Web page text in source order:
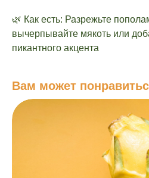
🌿 Как есть: Разрежьте
вычерпывайте мякоть или
пикантного акцента
Вам может